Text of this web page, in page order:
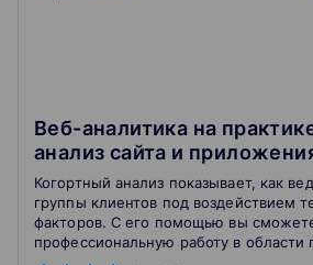
Веб-аналитика на
анализ сайта и
Когортный анализ показывает, как
группы клиентов под воздействием
факторов. С его помощью вы
профессиональную работу в области